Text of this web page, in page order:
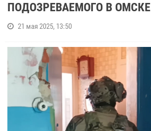
ПОДОЗРЕВАЕМОГО В ОМСКЕ
21 мая 2025, 13:50